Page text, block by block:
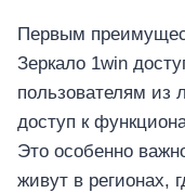
Первым
Зеркало 1win
пользователям из
доступ к
Это особенно
живут в регионах,